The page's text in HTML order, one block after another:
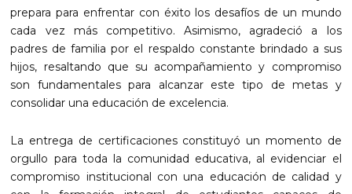
prepara para enfrentar con éxito los desafíos de un mundo
cada vez más competitivo. Asimismo, agradeció a los
padres de familia por el respaldo constante brindado a sus
hijos, resaltando que su acompañamiento y compromiso
son fundamentales para alcanzar este tipo de metas y
consolidar una educación de excelencia.
La entrega de certificaciones constituyó un momento de
orgullo para toda la comunidad educativa, al evidenciar el
compromiso institucional con una educación de calidad y